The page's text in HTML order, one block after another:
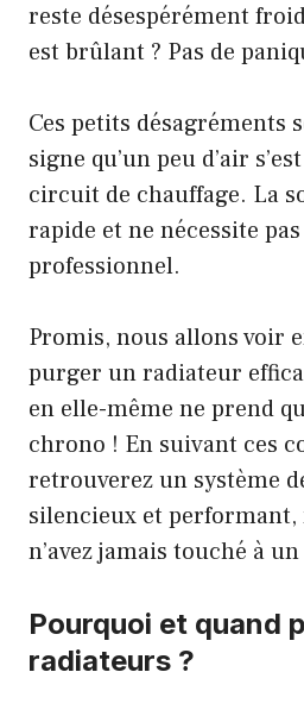
reste désespérément
est brûlant ? Pas de
Ces petits désagréments
signe qu’un peu d’air
circuit de chauffage. La
rapide et ne nécessite
professionnel.
Promis, nous allons voir
purger un radiateur
en elle-même ne prend
chrono ! En suivant ces
retrouverez un système
silencieux et performant,
n’avez jamais touché à
Pourquoi et quand
radiateurs ?